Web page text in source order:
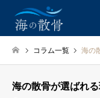
コラム一覧 海の
海の散骨が選ばれ